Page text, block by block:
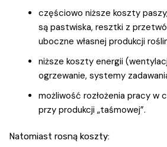
częściowo niższe koszty
są pastwiska, resztki z
uboczne własnej produkcji
niższe koszty energii
ogrzewanie, systemy
możliwość rozłożenia pracy w
przy produkcji „taśmowej”.
Natomiast rosną koszty: